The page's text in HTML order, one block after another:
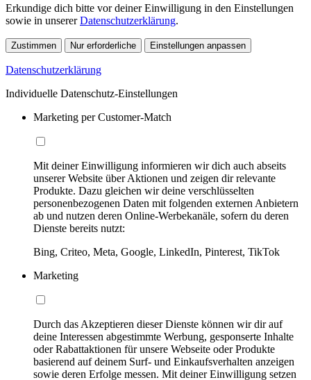
Erkundige dich bitte vor deiner Einwilligung in den Einstellungen
sowie in unsererDatenschutzerklärung.
Zustimmen Nur erforderliche Einstellungen anpassen
Datenschutzerklärung
Individuelle Datenschutz-Einstellungen
Marketing per Customer-Match
Mit deiner Einwilligung informieren wir dich auch abseits
unserer Website über Aktionen und zeigen dir relevante
Produkte. Dazu gleichen wir deine verschlüsselten
personenbezogenen Daten mit folgenden externen Anbietern
ab und nutzen deren Online-Werbekanäle, sofern du deren
Dienste bereits nutzt:
Bing, Criteo, Meta, Google, LinkedIn, Pinterest, TikTok
Marketing
Durch das Akzeptieren dieser Dienste können wir dir auf
deine Interessen abgestimmte Werbung, gesponserte Inhalte
oder Rabattaktionen für unsere Webseite oder Produkte
basierend auf deinem Surf- und Einkaufsverhalten anzeigen
sowie deren Erfolge messen. Mit deiner Einwilligung setzen